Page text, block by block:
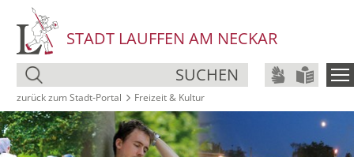
STADT LAUFFEN AM NECKAR
SUCHEN
zurück zum Stadt‑Portal Freizeit & Kultur